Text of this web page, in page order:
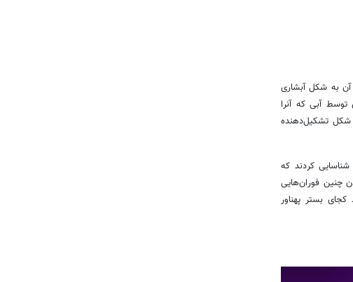
آن به شکل آبشاری
توسط آبی که آنرا
شکل تشکیل‌دهنده
کردند که
چنین فوران‌هایی
بستر پهناور